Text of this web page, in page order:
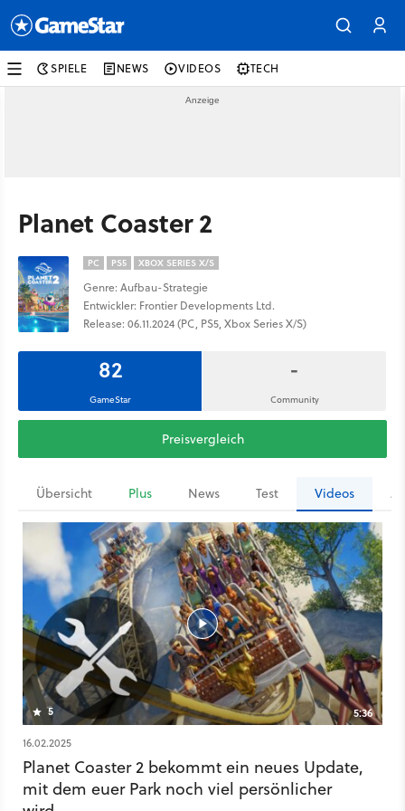
SPIELE NEWS VIDEOS TECH
Planet Coaster 2
PC PS5 XBOX SERIES X/S
Genre: Aufbau-Strategie
Entwickler: Frontier Developments Ltd.
Release: 06.11.2024 (PC, PS5, Xbox Series X/S)
82
GameStar
-
Community
Preisvergleich
Übersicht Plus News Test Videos
5
5:36
16.02.2025
Planet Coaster 2 bekommt ein neues Update,
mit dem euer Park noch viel persönlicher